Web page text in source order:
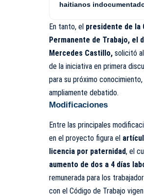
haitianos
En tanto, el presidente de la
Permanente de Trabajo, el
Mercedes Castillo, solicitó
de la iniciativa en primera
para su próximo
ampliamente debatido.
Modificaciones
Entre las principales
en el proyecto figura el
licencia por paternidad, el
aumento de dos a 4 días
remunerada para los
con el Código de Trabajo